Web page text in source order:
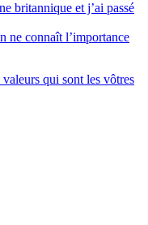
britannique et j’ai passé
ne connaît l’importance
qui sont les vôtres